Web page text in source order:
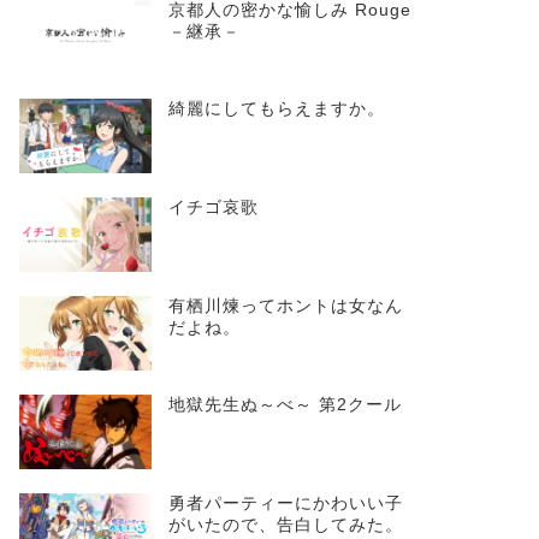
京都人の密かな愉しみ Rouge
－継承－
綺麗にしてもらえますか。
イチゴ哀歌
有栖川煉ってホントは女なん
だよね。
地獄先生ぬ～べ～ 第2クール
勇者パーティーにかわいい子
がいたので、告白してみた。